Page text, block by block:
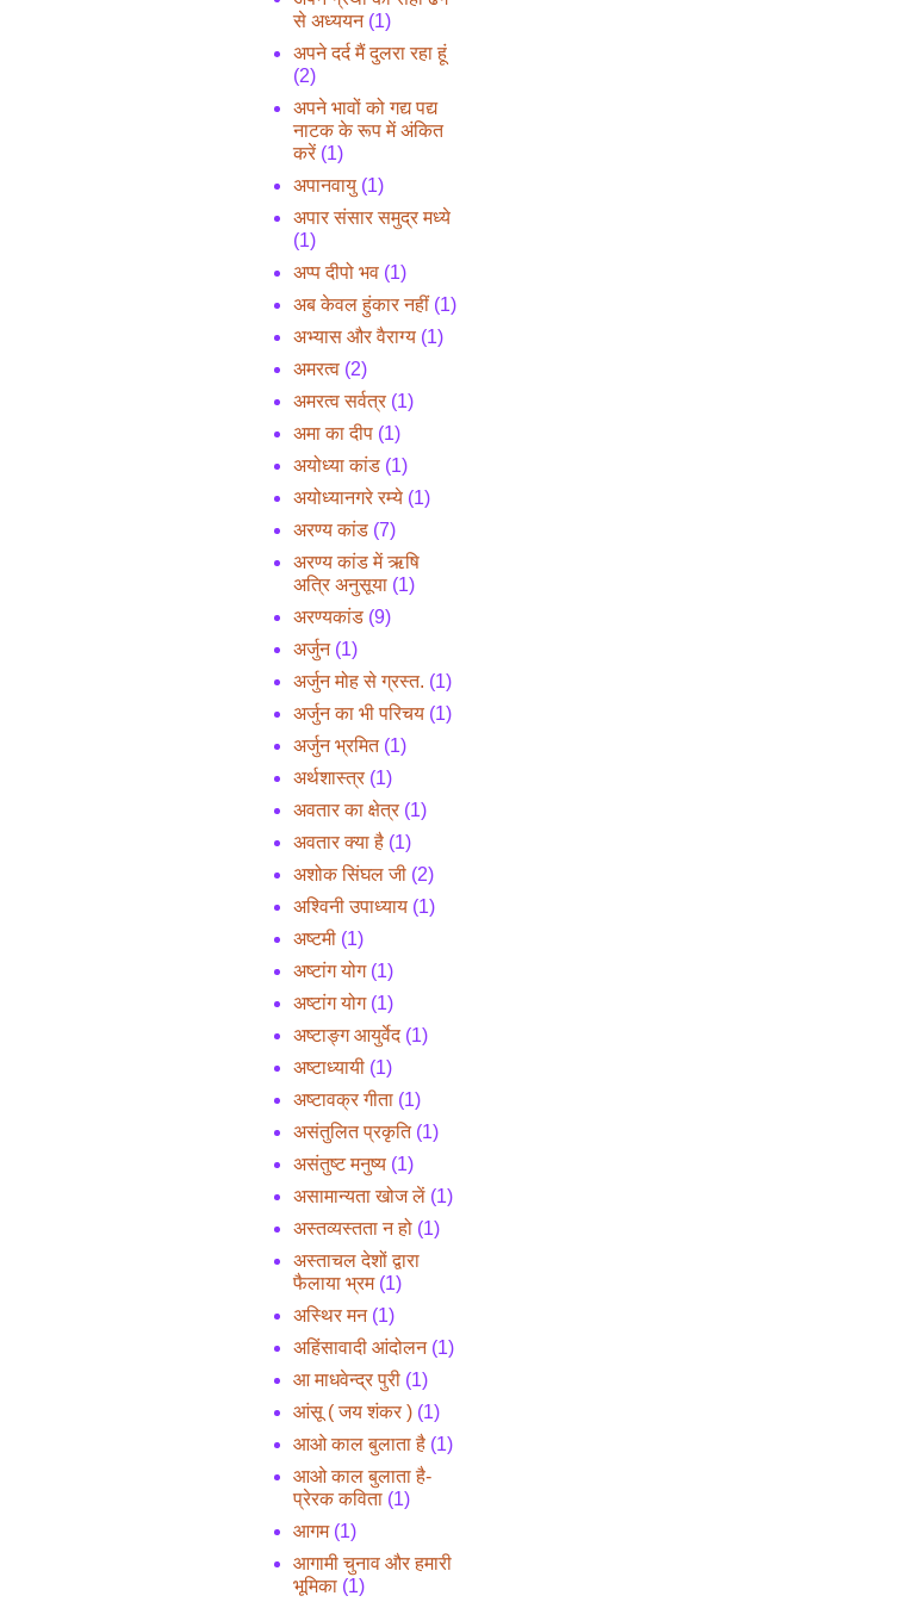
से अध्ययन (1)
अपने दर्द मैं दुलरा रहा हूं
(2)
अपने भावों को गद्य पद्य
नाटक के रूप में अंकित
करें (1)
अपानवायु (1)
अपार संसार समुद्र मध्ये
(1)
अप्प दीपो भव (1)
अब केवल हुंकार नहीं (1)
अभ्यास और वैराग्य (1)
अमरत्व (2)
अमरत्व सर्वत्र (1)
अमा का दीप (1)
अयोध्या कांड (1)
अयोध्यानगरे रम्ये (1)
अरण्य कांड (7)
अरण्य कांड में ऋषि
अत्रि अनुसूया (1)
अरण्यकांड (9)
अर्जुन (1)
अर्जुन मोह से ग्रस्त. (1)
अर्जुन का भी परिचय (1)
अर्जुन भ्रमित (1)
अर्थशास्त्र (1)
अवतार का क्षेत्र (1)
अवतार क्या है (1)
अशोक सिंघल जी (2)
अश्विनी उपाध्याय (1)
अष्टमी (1)
अष्टांग योग (1)
अष्टांग योग (1)
अष्टाङ्ग आयुर्वेद (1)
अष्टाध्यायी (1)
अष्टावक्र गीता (1)
असंतुलित प्रकृति (1)
असंतुष्ट मनुष्य (1)
असामान्यता खोज लें (1)
अस्तव्यस्तता न हो (1)
अस्ताचल देशों द्वारा
फैलाया भ्रम (1)
अस्थिर मन (1)
अहिंसावादी आंदोलन (1)
आ माधवेन्द्र पुरी (1)
आंसू ( जय शंकर ) (1)
आओ काल बुलाता है (1)
आओ काल बुलाता है-
प्रेरक कविता (1)
आगम (1)
आगामी चुनाव और हमारी
भूमिका (1)